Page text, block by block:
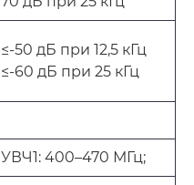
≤-50 дБ при 12,5 кГц
≤-60 дБ при 25 кГц
УВЧ1: 400–470 МГц;